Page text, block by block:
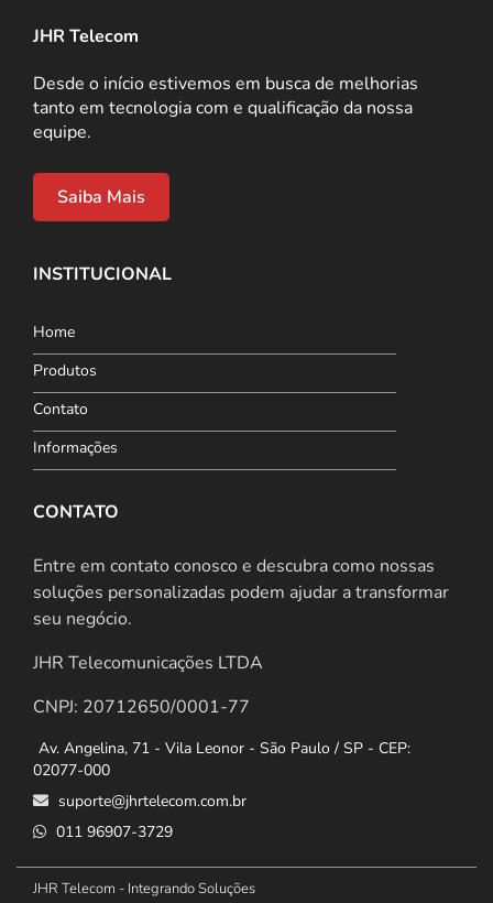
JHR Telecom
Desde o início estivemos em busca de melhorias
tanto em tecnologia com e qualificação da nossa
equipe.
Saiba Mais
INSTITUCIONAL
Home
Produtos
Contato
Informações
CONTATO
Entre em contato conosco e descubra como nossas
soluções personalizadas podem ajudar a transformar
seu negócio.
JHR Telecomunicações LTDA
CNPJ: 20712650/0001-77
Av. Angelina, 71 - Vila Leonor - São Paulo / SP - CEP:
02077-000
suporte@jhrtelecom.com.br
011 96907-3729
JHR Telecom - Integrando Soluções